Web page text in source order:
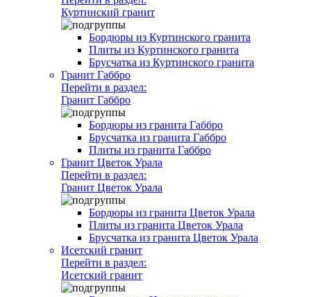
Куртинский гранит
Бордюры из Куртинского гранита
Плиты из Куртинского гранита
Брусчатка из Куртинского гранита
Гранит Габбро
Перейти в раздел:
Гранит Габбро
Бордюры из гранита Габбро
Брусчатка из гранита Габбро
Плиты из гранита Габбро
Гранит Цветок Урала
Перейти в раздел:
Гранит Цветок Урала
Бордюры из гранита Цветок Урала
Плиты из гранита Цветок Урала
Брусчатка из гранита Цветок Урала
Исетский гранит
Перейти в раздел:
Исетский гранит